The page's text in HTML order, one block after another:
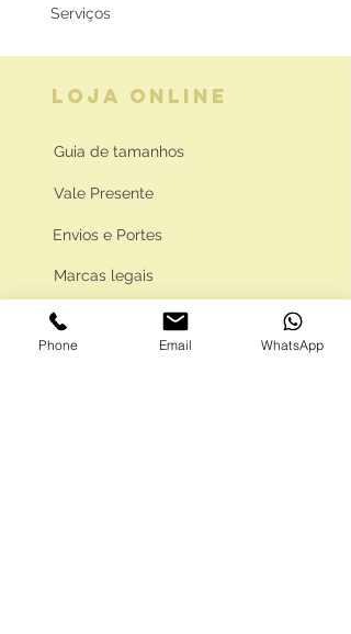
Serviços
LOJA ONLINE
Guia de tamanhos
Vale Presente
Envios e Portes
Marcas legais
Programa Fidelidade
Phone Email WhatsApp